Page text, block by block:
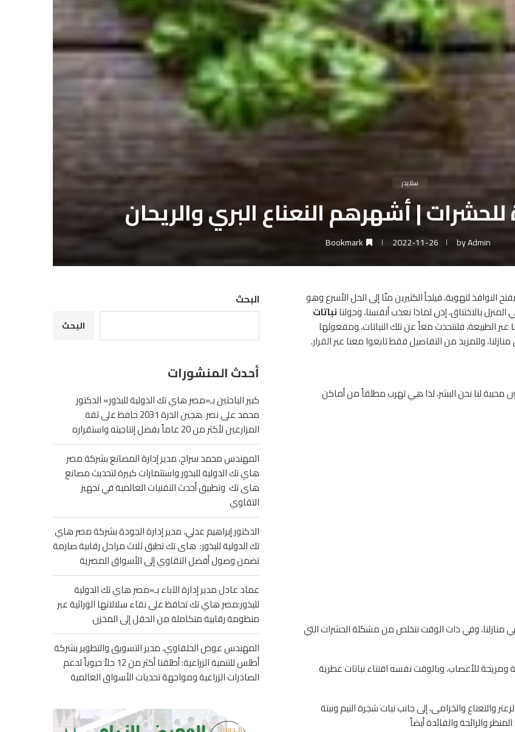
سلايدر
| أشهرهم النعناع البري والريحان
byAdmin
2022-11-26
Bookmark
لتهوية، فيلجأ الكثيرين منّا إلى الحل الأسرع وهو
بالاختناق، إذن لماذا نعذب أنفسنا، وحولنانباتات
الطبيعة، فلنتحدث معاً عن تلك النباتات، ومفعولها
وللمزيد من التفاصيل فقط تابعوا معنا عبرالقرار.
محببة لنا نحن البشر، لذا هي تهرب مطلقاً من أماكن
منازلنا، وفي ذات الوقت نتخلص من مشكلة الحشرات التي
للأعصاب، وبالوقت نفسه اقتناء نباتات عطرية
والنعناع والخزامى، إلى جانب نبات شجرة النيم ونبتة
والرائحة والفائدة أيضاً
البحث
البحث
أحدث المنشورات
كبير الباحثين بـ«مصر هاي تك الدولية للبذور» الدكتور
محمد على نصر هجين الذرة 2031 حافظ على ثقة
المزارعين لأكثر من 20 عاماً بفضل إنتاجيته واستقراره
المهندس محمد سراج، مدير إدارة المصانع بشركة مصر
هاي تك الدولية للبذور واستثمارات كبيرة لتحديث مصانع
هاى تك وتطبيق أحدث التقنيات العالمية في تجهيز
التقاوي
الدكتور إبراهيم عدلي، مدير إدارة الجودة بشركة مصر هاي
تك الدولية للبذور: هاى تك تطبق ثلاث مراحل رقابية صارمة
تضمن وصول أفضل التقاوي إلى الأسواق المصرية
عماد عادل مدير إدارة الآباء بـ«مصر هاي تك الدولية
للبذور:مصر هاي تك تحافظ على نقاء سلالاتها الوراثية عبر
منظومة رقابية متكاملة من الحقل إلى المخزن
المهندس عوض الحلفاوي، مدير التسويق والتطوير بشركة
أطلس للتنمية الزراعية: أطلقنا أكثر من 12 حلاً حيوياً لدعم
الصادرات الزراعية ومواجهة تحديات الأسواق العالمية